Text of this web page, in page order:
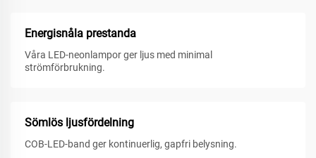
Energisnåla prestanda
Våra LED-neonlampor ger ljus med minimal
strömförbrukning.
Sömlös ljusfördelning
COB-LED-band ger kontinuerlig, gapfri belysning.